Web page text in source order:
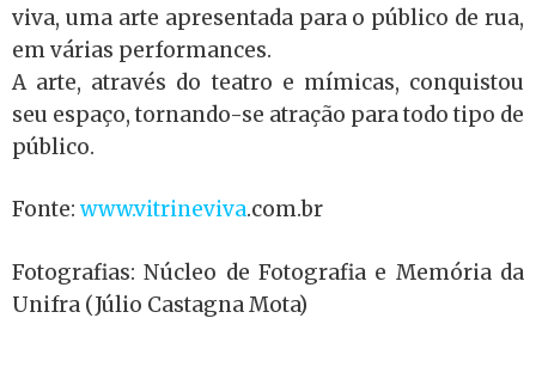
viva, uma arte apresentada para o público de rua,
em várias performances.
A arte, através do teatro e mímicas, conquistou
seu espaço, tornando-se atração para todo tipo de
público.
Fonte: www.vitrineviva.com.br
Fotografias: Núcleo de Fotografia e Memória da
Unifra (Júlio Castagna Mota)